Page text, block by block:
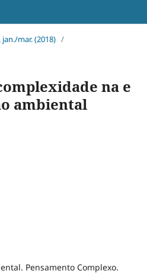
jan./mar. (2018) /
na e
ambiental
Pensamento Complexo.